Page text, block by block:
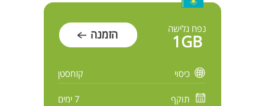
נפח גלישה
1GB הזמנה
כיסוי קזחסטן
תוקף 7 ימים